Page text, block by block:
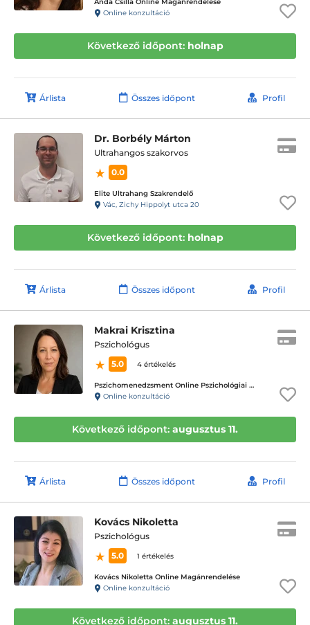
Online konzultáció
Következő időpont: holnap
Árlista Összes időpont Profil
Dr. Borbély Márton
Ultrahangos szakorvos
0.0
Elite Ultrahang Szakrendelő
Vác, Zichy Hippolyt utca 20
Következő időpont: holnap
Árlista Összes időpont Profil
Makrai Krisztina
Pszichológus
5.0
4 értékelés
Pszichomenedzsment Online Pszichológiai Tanácsadó Központ
Online konzultáció
Következő időpont: augusztus 11.
Árlista Összes időpont Profil
Kovács Nikoletta
Pszichológus
5.0
1 értékelés
Kovács Nikoletta Online Magánrendelése
Online konzultáció
Következő időpont: augusztus 11.